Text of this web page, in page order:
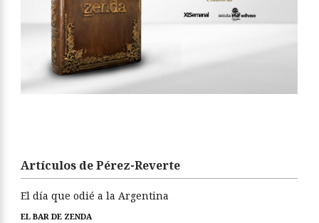
Artículos de Pérez-Reverte
El día que odié a la Argentina
EL BAR DE ZENDA